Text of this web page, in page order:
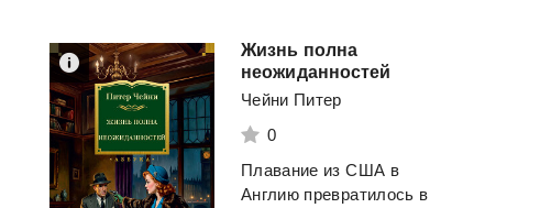
Жизнь полна
неожиданностей
Чейни Питер
0
Плавание из США в
Англию превратилось в